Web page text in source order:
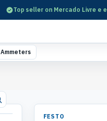
Top seller on Mercado Livre e
Ammeters
FESTO